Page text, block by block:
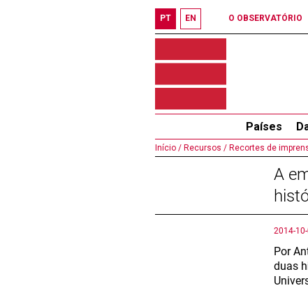
PT EN O OBSERVATÓRIO
Países
Início / Recursos / Recortes de
A
2014-
Por
duas